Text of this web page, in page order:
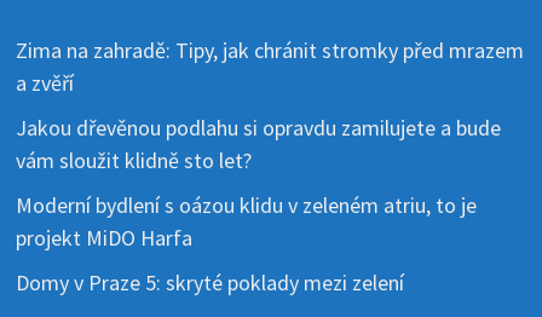
Zima na zahradě: Tipy, jak chránit stromky před mrazem
a zvěří
Jakou dřevěnou podlahu si opravdu zamilujete a bude
vám sloužit klidně sto let?
Moderní bydlení s oázou klidu v zeleném atriu, to je
projekt MiDO Harfa
Domy v Praze 5: skryté poklady mezi zelení